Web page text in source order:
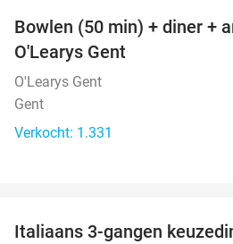
Bowlen (50 min) + diner +
O'Learys Gent
O'Learys Gent
Gent
Verkocht: 1.331
Italiaans 3-gangen